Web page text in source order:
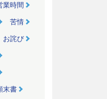
業時間
苦情
お詫び
末書